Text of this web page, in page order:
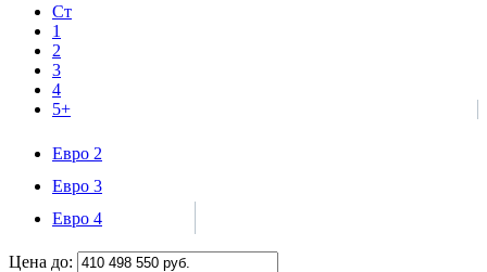
Ст
1
2
3
4
5+
Евро 2
Евро 3
Евро 4
Цена до: